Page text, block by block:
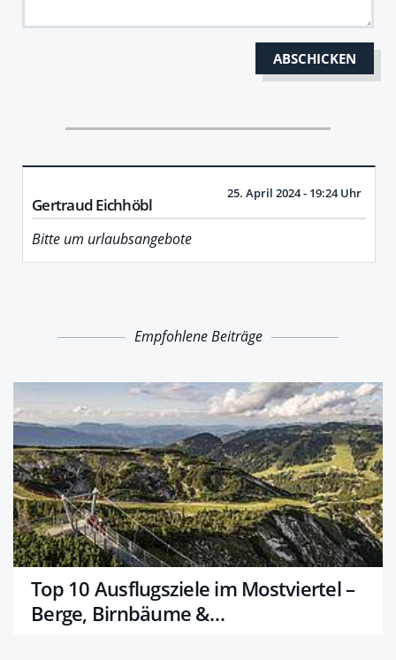
Gertraud Eichhöbl
25. April 2024 - 19:24 Uhr
Bitte um urlaubsangebote
Empfohlene Beiträge
Top 10 Ausflugsziele im Mostviertel –
Berge, Birnbäume &